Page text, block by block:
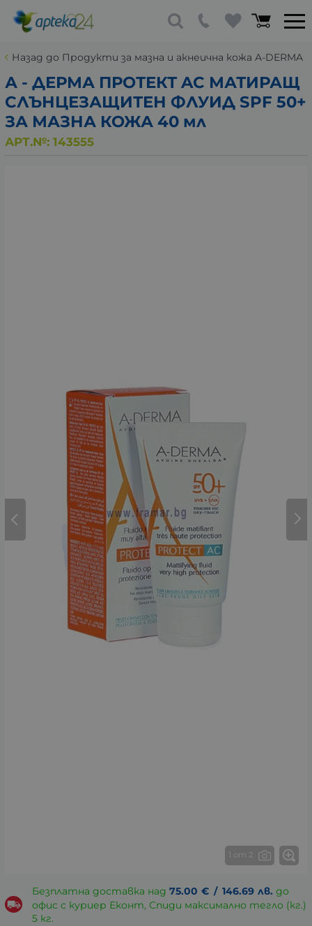
Назад до Продукти за мазна и акнеична кожа A-DERMA
А - ДЕРМА ПРОТЕКТ AC МАТИРАЩ
СЛЪНЦЕЗАЩИТЕН ФЛУИД SPF 50+
ЗА МАЗНА КОЖА 40 мл
АРТ.№: 143555
1 от 2
Безплатна доставка над 75.00 € / 146.69 лв. до
офис с куриер Еконт, Спиди максимално тегло (кг.)
5 кг.